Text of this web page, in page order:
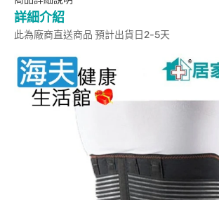
詳細介紹
此為廠商直送商品 預計出貨日2-5天